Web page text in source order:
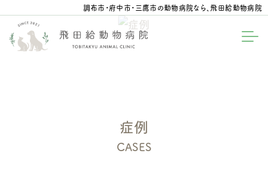
調布市・府中市・三鷹市の動物病院なら、飛田給動物病院
症例
CASES